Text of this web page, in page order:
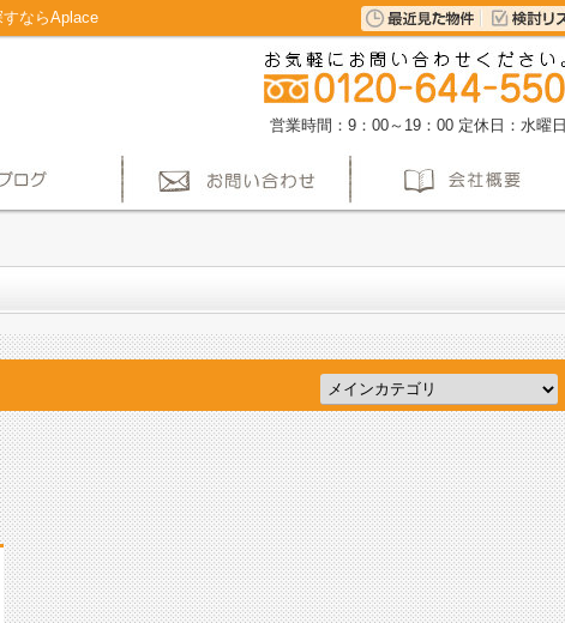
ならAplace
営業時間：9：00～19：00 定休日：水曜日